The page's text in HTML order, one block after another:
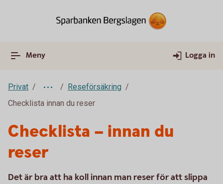
Meny Logga in
Privat
Reseförsäkring
Checklista innan du reser
Checklista – innan du
reser
Det är bra att ha koll innan man reser för att slippa